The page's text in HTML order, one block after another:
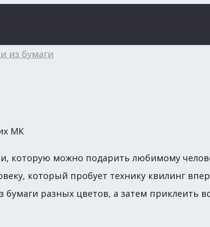
из бумаги
которую можно подарить любимому
который пробует технику квилинг
бумаги разных цветов, а затем приклеить